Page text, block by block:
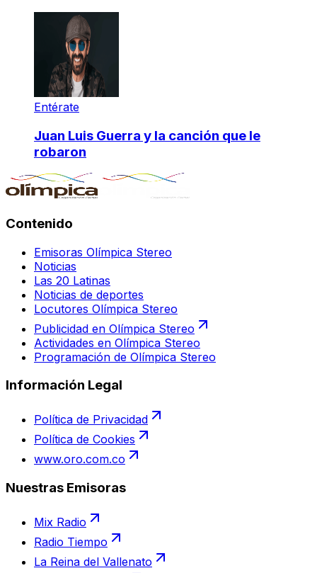
Entérate
Juan Luis Guerra y la canción que le
robaron
Contenido
Emisoras Olímpica Stereo
Noticias
Las 20 Latinas
Noticias de deportes
Locutores Olímpica Stereo
Publicidad en Olímpica Stereo
Actividades en Olímpica Stereo
Programación de Olímpica Stereo
Información Legal
Política de Privacidad
Política de Cookies
www.oro.com.co
Nuestras Emisoras
Mix Radio
Radio Tiempo
La Reina del Vallenato